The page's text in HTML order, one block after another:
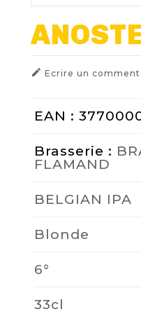
Paniers
NOUS
 Ecrire un
EAN :
Brasserie :
FLAMAND
BELGIAN IPA
Blonde
6°
33cl